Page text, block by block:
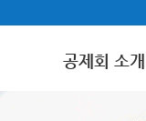
공제회 소개